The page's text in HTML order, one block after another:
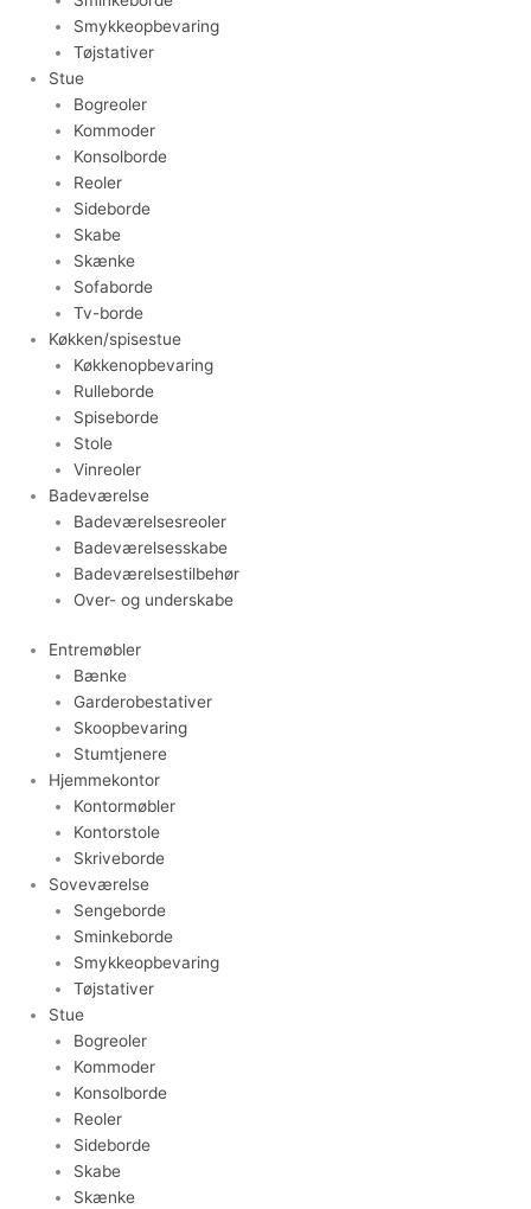
Smykkeopbevaring
Tøjstativer
Stue
Bogreoler
Kommoder
Konsolborde
Reoler
Sideborde
Skabe
Skænke
Sofaborde
Tv-borde
Køkken/spisestue
Køkkenopbevaring
Rulleborde
Spiseborde
Stole
Vinreoler
Badeværelse
Badeværelsesreoler
Badeværelsesskabe
Badeværelsestilbehør
Over- og underskabe
Entremøbler
Bænke
Garderobestativer
Skoopbevaring
Stumtjenere
Hjemmekontor
Kontormøbler
Kontorstole
Skriveborde
Soveværelse
Sengeborde
Sminkeborde
Smykkeopbevaring
Tøjstativer
Stue
Bogreoler
Kommoder
Konsolborde
Reoler
Sideborde
Skabe
Skænke